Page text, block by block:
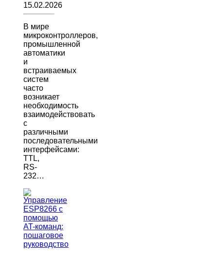
15.02.2026
В мире
микроконтроллеров,
промышленной
автоматики
и
встраиваемых
систем
часто
возникает
необходимость
взаимодействовать
с
различными
последовательными
интерфейсами:
TTL,
RS-
232…